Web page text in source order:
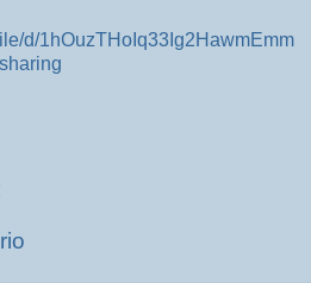
d/1hOuzTHoIq33Ig2HawmEmm